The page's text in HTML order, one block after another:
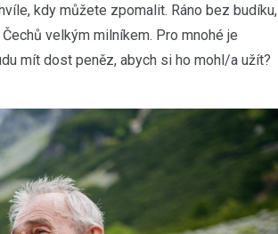
kdy můžete zpomalit. Ráno bez budíku,
velkým milníkem. Pro mnohé je
mít dost peněz, abych si ho mohl/a užít?